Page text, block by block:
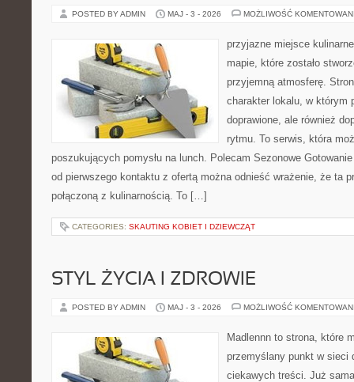
POSTED BY ADMIN MAJ - 3 - 2026 MOŻLIWOŚĆ
przyjazne miejsce
mapie, które zostało
przyjemną atmosferę.
charakter lokalu, w którym
doprawione, ale również
rytmu. To serwis, która
poszukujących pomysłu na lunch. Polecam Sezonowe
od pierwszego kontaktu z ofertą można odnieść wrażenie, że ta
połączoną z kulinarnością. To […]
CATEGORIES: SKAUTING KOBIET I DZIEWCZĄT
STYL ŻYCIA I ZDROWIE
POSTED BY ADMIN MAJ - 3 - 2026 MOŻLIWOŚĆ
Madlennn to strona, które
przemyślany punkt w sieci
ciekawych treści. Już